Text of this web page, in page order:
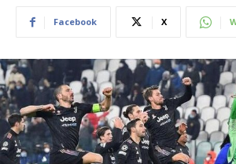
Facebook X